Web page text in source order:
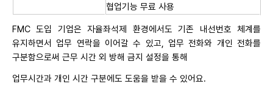
협업기능 무료 사용
FMC 도입 기업은 자율좌석제 환경에서도 기존 내선번호 체계를
유지하면서 업무 연락을 이어갈 수 있고, 업무 전화와 개인 전화를
구분함으로써 근무 시간 외 방해 금지 설정을 통해
업무시간과 개인 시간 구분에도 도움을 받을 수 있어요.